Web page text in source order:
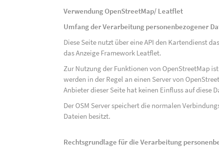
Verwendung OpenStreetMap/ Leatflet
Umfang der Verarbeitung personenbezogener
Diese Seite nutzt über eine API den Kartendienst
das Anzeige Framework Leatflet.
Zur Nutzung der Funktionen von OpenStreetMap
werden in der Regel an einen Server von
Anbieter dieser Seite hat keinen Einfluss auf diese
Der OSM Server speichert die normalen
Dateien besitzt.
Rechtsgrundlage für die Verarbeitung